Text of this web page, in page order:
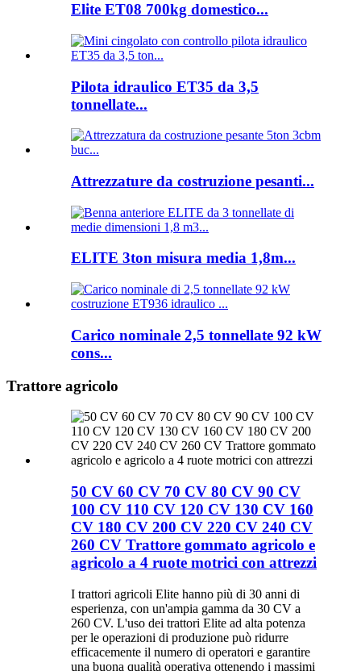
Elite ET08 700kg domestico...
Pilota idraulico ET35 da 3,5
tonnellate...
Attrezzature da costruzione pesanti...
ELITE 3ton misura media 1,8m...
Carico nominale 2,5 tonnellate 92 kW
cons...
Trattore agricolo
50 CV 60 CV 70 CV 80 CV 90 CV
100 CV 110 CV 120 CV 130 CV 160
CV 180 CV 200 CV 220 CV 240 CV
260 CV Trattore gommato agricolo e
agricolo a 4 ruote motrici con attrezzi
I trattori agricoli Elite hanno più di 30 anni di
esperienza, con un'ampia gamma da 30 CV a
260 CV. L'uso dei trattori Elite ad alta potenza
per le operazioni di produzione può ridurre
efficacemente il numero di operatori e garantire
una buona qualità operativa ottenendo i massimi